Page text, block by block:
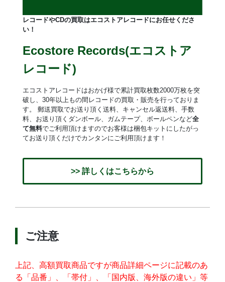
レコードやCDの買取はエコストアレコードにお任せくださ
い！
Ecostore Records(エコストア
レコード)
エコストアレコードはおかげ様で累計買取枚数2000万枚を突
破し、30年以上もの間レコードの買取・販売を行っておりま
す。 郵送買取でお送り頂く送料、キャンセル返送料、手数
料、お送り頂くダンボール、ガムテープ、ボールペンなど全
て無料でご利用頂けますのでお客様は梱包キットにしたがっ
てお送り頂くだけでカンタンにご利用頂けます！
>> 詳しくはこちらから
ご注意
上記、高額買取商品ですが商品詳細ページに記載のあ
る「品番」、「帯付」、「国内版、海外版の違い」等